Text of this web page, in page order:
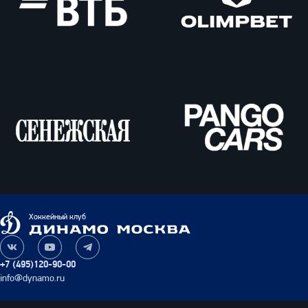
Cars
Динамо
Москва
Хоккейный клуб
+7 (495)120-90-00
info@dynamo.ru
Наша
группа
ВКонтакте
Наш
канал
на
Наш
канал